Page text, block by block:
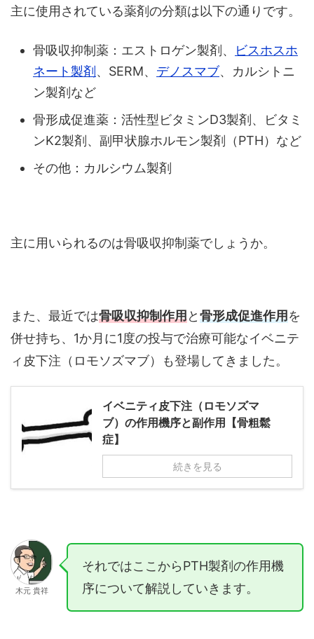
主に使用されている薬剤の分類は以下の通りです。
骨吸収抑制薬：エストロゲン製剤、
ビスホスホ
ネート製剤 、SERM、 デノスマブ、カルシトニ
ン製剤など
骨形成促進薬：活性型ビタミンD3製剤、ビタミ
ンK2製剤、副甲状腺ホルモン製剤（PTH）など
その他：カルシウム製剤
主に用いられるのは骨吸収抑制薬でしょうか。
また、最近では骨吸収抑制作用と骨形成促進作用を
併せ持ち、1か月に1度の投与で治療可能なイベニテ
ィ皮下注（ロモソズマブ）も登場してきました。
イベニティ皮下注（ロモソズマ
ブ）の作用機序と副作用【骨粗鬆
症】
続きを見る
木元 貴祥
それではここからPTH製剤の作用機
序について解説していきます。